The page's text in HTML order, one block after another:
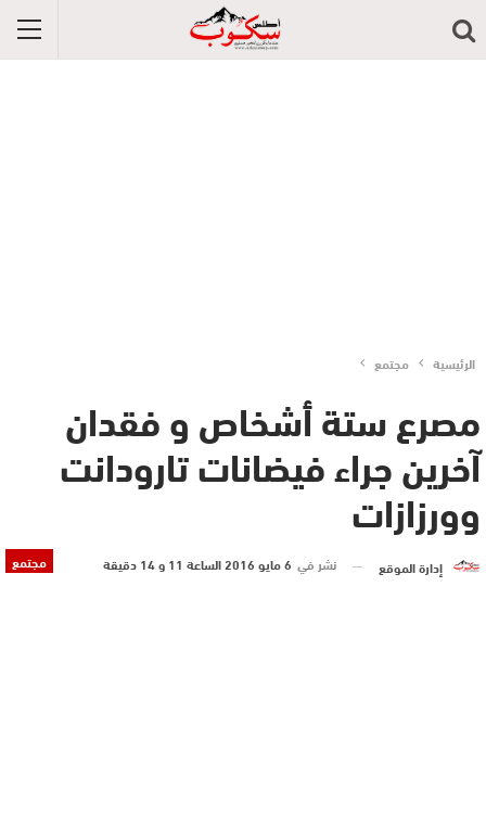
الرئيسية مجتمع
مصرع ستة أشخاص و فقدان
آخرين جراء فيضانات تارودانت
وورزازات
مجتمع إدارة الموقع نشر في 6 مايو 2016 الساعة 11 و 14 دقيقة